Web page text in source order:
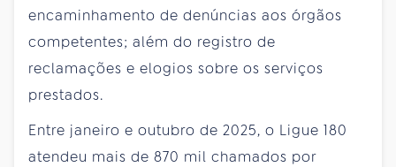
encaminhamento de denúncias aos órgãos
competentes; além do registro de
reclamações e elogios sobre os serviços
prestados.
Entre janeiro e outubro de 2025, o Ligue 180
atendeu mais de 870 mil chamados por